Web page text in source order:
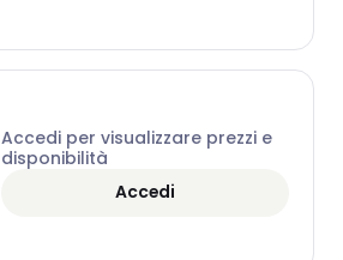
Accedi per visualizzare prezzi e
disponibilità
Accedi